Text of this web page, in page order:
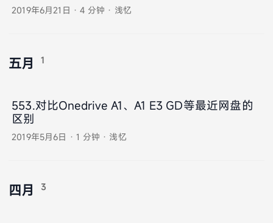
2019年6月21日 ·4 分钟 · 浅忆
五月 1
553.对比Onedrive A1、A1 E3 GD等最近网盘的
区别
2019年5月6日 ·1 分钟 · 浅忆
四月 3